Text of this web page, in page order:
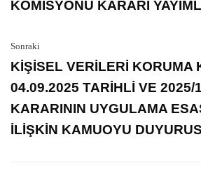
KOMİSYONU KARARI
Sonraki
KİŞİSEL VERİLERİ KORUMA
04.09.2025 TARİHLİ VE 2025/
KARARININ UYGULAMA
İLİŞKİN KAMUOYU